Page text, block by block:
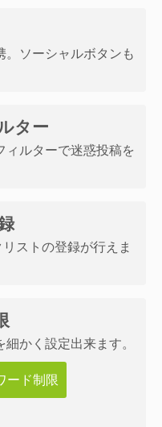
ソーシャルボタンも
ター
ルターで迷惑投稿を
ストの登録が行えま
かく設定出来ます。
ード制限